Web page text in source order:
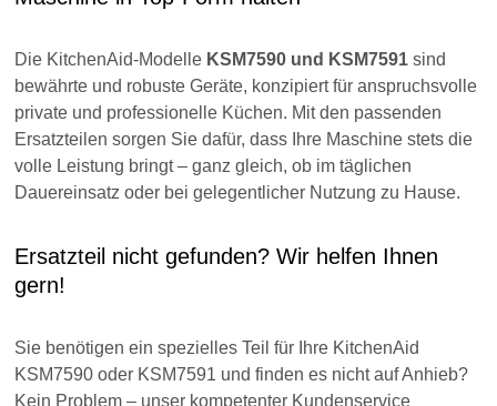
Schüssel (7 Qt.) spülmaschinenfest
Details